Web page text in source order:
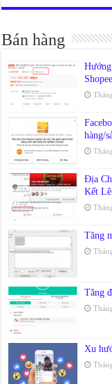
Bán hàng
hàng/
Địa
Kết
Tăng
Tăng
Xu